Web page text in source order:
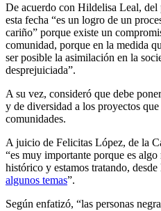
De acuerdo con Hildelisa Leal,
esta fecha “es un logro de un
cariño” porque existe un
comunidad, porque en la medida
ser posible la asimilación en la
desprejuiciada”.
A su vez, consideró que debe
y de diversidad a los proyectos que
comunidades.
A juicio de Felicitas López, de la
“es muy importante porque es
histórico y estamos tratando,
algunos temas”.
Según enfatizó, “las personas